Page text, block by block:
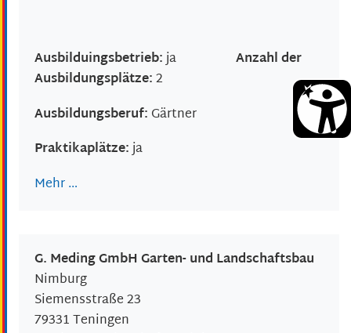
Ausbilduingsbetrieb:ja Anzahl der
Ausbildungsplätze:2
Ausbildungsberuf: Gärtner
Praktikaplätze:ja
Mehr …
G. Meding GmbH Garten- und Landschaftsbau
Nimburg
Siemensstraße 23
79331Teningen